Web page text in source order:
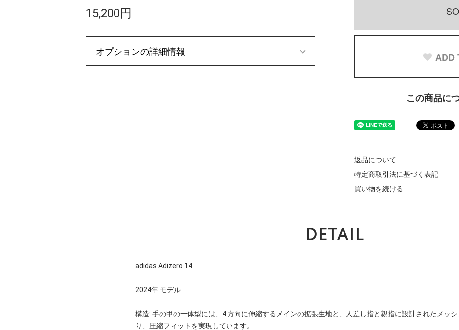
15,200円
オプションの詳細情報 ADD
この商品に
返品について
特定商取引法に基づく表記
買い物を続ける
DETAIL
adidas Adizero 14
2024年 モデル
構造: 手の甲の一体型には、4 方向に伸縮するメインの拡張生地と、人差し指と親指に設計されたメッ
り、圧縮フィットを実現しています。